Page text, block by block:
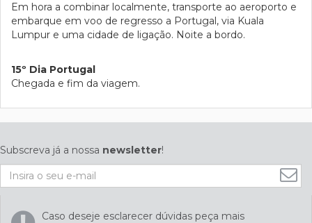
Em hora a combinar localmente, transporte ao aeroporto e
embarque em voo de regresso a Portugal, via Kuala
Lumpur e uma cidade de ligação. Noite a bordo.
15º Dia Portugal
Chegada e fim da viagem.
Subscreva já a nossa newsletter!
Caso deseje esclarecer dúvidas peça mais